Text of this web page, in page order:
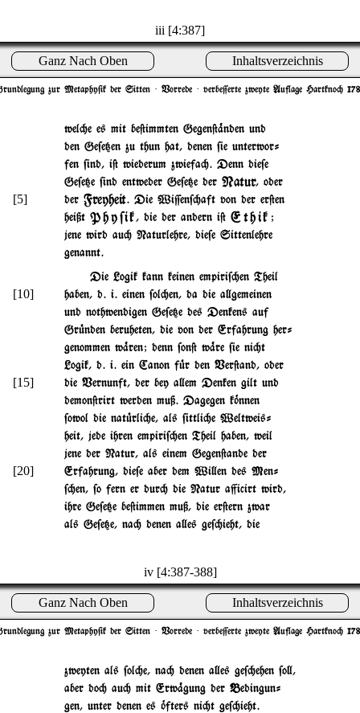
iii [4:387]
Ganz Nach Oben Inhaltsverzeichnis
zur Metaphy$ik der Sitten · Vorrede · verbe=erte zweyte Auflage Hartkno"
wel"e es mit be@immten Gegen@%nden und
den Ge$e{en zu thun hat, denen $ie unterwor-
fen $ind, i@ wiederum zwiefa". Denn die$e
Ge$e{e $ind entweder Ge$e{e der Natur, oder
[5] der Freyheit. Die Wi=en$"aft von der er@en
heißt Phy$ik, die der andern i@Ethik ;
jene wird au" Naturlehre, die$e Sittenlehre
genannt.
Die Logik kann keinen empiri$"en Theil
[10]
haben, d. i. einen $ol"en, da die a}gemeinen
und nothwendigen Ge$e{e des Denkens auf
Gr|nden beruheten, die von der Erfahrung her-
genommen w%ren; denn $on@ w%re $ie ni"t
Logik, d. i. ein Canon f|r den Ver@and, oder
[15]
die Vernunft, der bey a}em Denken gilt und
demon@rirt werden muß. Dagegen k~nnen
$owol die nat|rli"e, als $ittli"e Weltweis-
heit, jede ihren empiri$"en Theil haben, weil
jene der Natur, als einem Gegen@ande der
[20]
Erfahrung, die$e aber dem Wi}en des Men-
$"en, $o fern er dur" die Natur a'icirt wird,
ihre Ge$e{e be@immen muß, die er@ern zwar
als Ge$e{e, na" denen a}es ge$"ieht, die
iv [4:387-388]
Ganz Nach Oben Inhaltsverzeichnis
zur Metaphy$ik der Sitten · Vorrede · verbe=erte zweyte Auflage Hartkno"
zweyten als $ol"e, na" denen a}es ge$"ehen $o},
aber do" au" mit Erw%gung der Bedingun-
gen, unter denen es ~fters ni"t ge$"ieht.